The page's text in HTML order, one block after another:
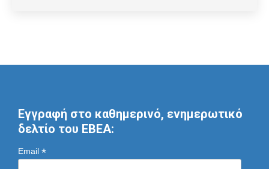
Εγγραφή στο καθημερινό, ενημερωτικό
δελτίο του ΕΒΕΑ:
Email *